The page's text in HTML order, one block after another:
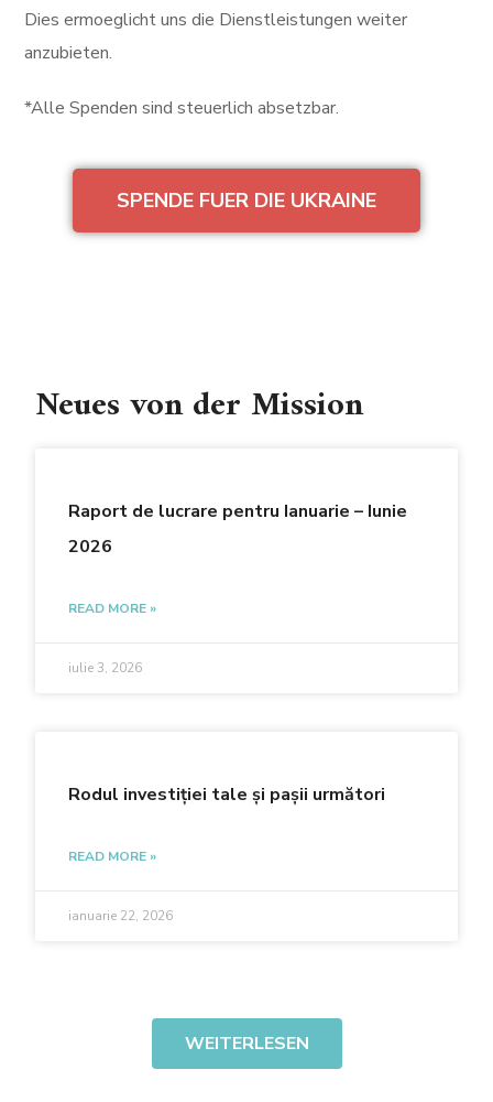
Dies ermoeglicht uns die Dienstleistungen weiter
anzubieten.
*Alle Spenden sind steuerlich absetzbar.
SPENDE FUER DIE UKRAINE
Neues von der Mission
Raport de lucrare pentru Ianuarie – Iunie
2026
READ MORE »
iulie 3, 2026
Rodul investiției tale și pașii următori
READ MORE »
ianuarie 22, 2026
WEITERLESEN